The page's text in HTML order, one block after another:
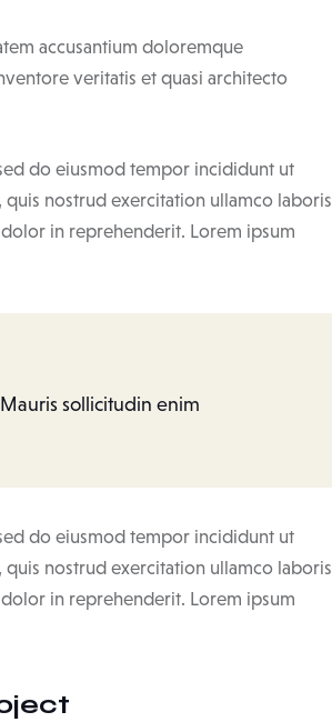
accusantium doloremque
veritatis et quasi architecto
do eiusmod tempor incididunt ut
nostrud exercitation ullamco laboris
in reprehenderit. Lorem ipsum
sollicitudin enim
do eiusmod tempor incididunt ut
nostrud exercitation ullamco laboris
in reprehenderit. Lorem ipsum